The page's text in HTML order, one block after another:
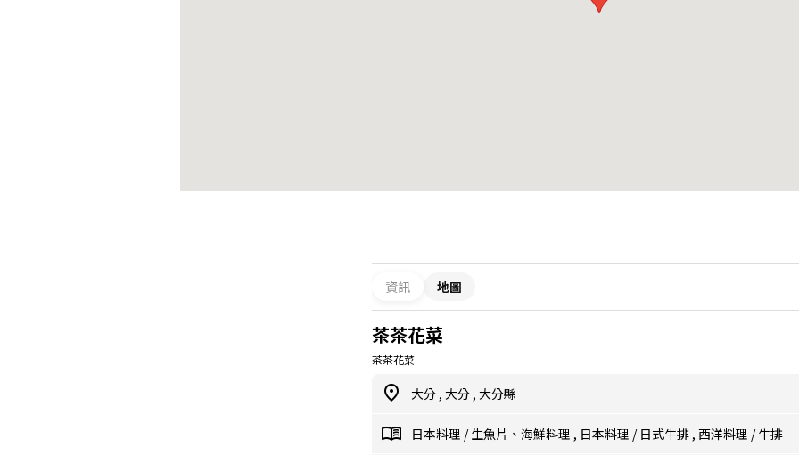
資訊 地圖
茶茶花菜
茶茶花菜
大分 , 大分 , 大分縣
日本料理 /生魚片、海鮮料理 , 日本料理 / 日式牛排 , 西洋料理 /牛排